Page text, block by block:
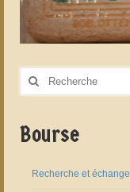
Rechercher
Bourse
Recherche et échange